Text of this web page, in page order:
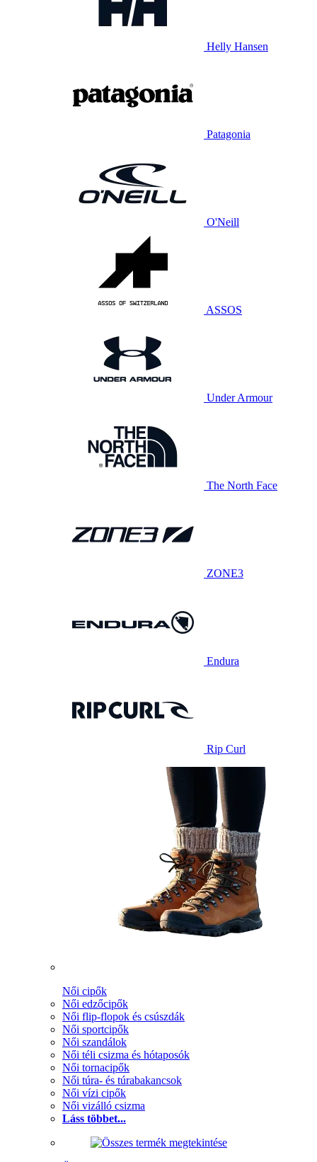
Helly Hansen
Patagonia
O'Neill
ASSOS
Under Armour
The North Face
ZONE3
Endura
Rip Curl
Női cipők
Női edzőcipők
Női flip-flopok és csúszdák
Női sportcipők
Női szandálok
Női téli csizma és hótaposók
Női tornacipők
Női túra- és túrabakancsok
Női vízi cipők
Női vizálló csizma
Láss többet...